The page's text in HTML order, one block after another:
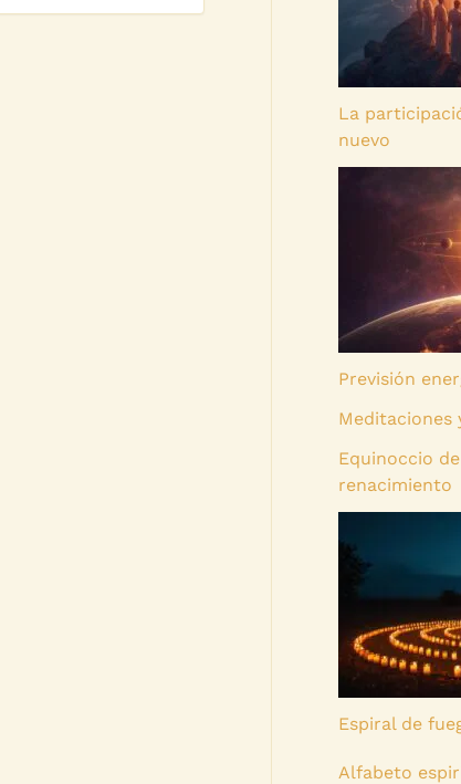
La
nuevo
Previsión
Meditaciones
Equinoccio
renacimiento
Espiral de
Alfabeto